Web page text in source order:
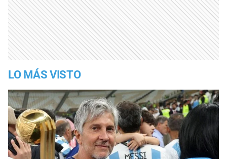
LO MÁS VISTO